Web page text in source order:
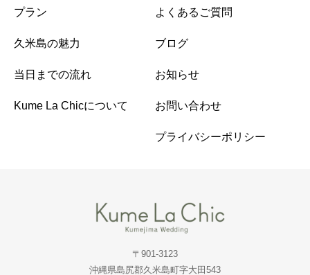
プラン
久米島の魅力
当日までの流れ
Kume La Chicについて
よくあるご質問
ブログ
お知らせ
お問い合わせ
プライバシーポリシー
〒901-3123
沖縄県島尻郡久米島町字大田543